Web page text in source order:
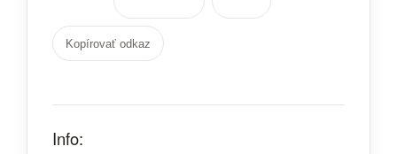
Kopírovať odkaz
Info: